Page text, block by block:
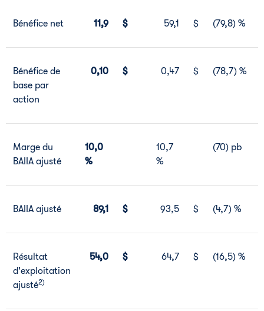
Bénéfice net 11,9 $ 59,1 $ (79,8) %
Bénéfice de
base par
action
0,10 $ 0,47 $ (78,7) %
Marge du
BAIIA ajusté
10,0
%
10,7
%
(70) pb
BAIIA ajusté 89,1 $ 93,5 $ (4,7) %
Résultat
d'exploitation
ajusté2)
54,0 $ 64,7 $ (16,5) %